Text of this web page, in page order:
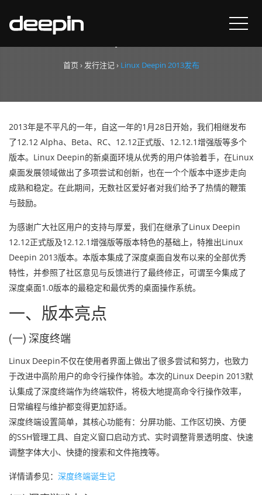
Linux Deepin 2013发布
首页›发行注记›Linux Deepin 2013发布
2013年是不平凡的一年，自这一年的1月28日开始，我们相继发布
了12.12 Alpha、Beta、RC、12.12正式版、12.12.1增强版等多个
版本。Linux Deepin的新桌面环境从优秀的用户体验着手，在Linux
桌面发展领域做出了多项尝试和创新，也在一个个版本中逐步走向
成熟和稳定。在此期间，无数社区爱好者对我们给予了热情的鞭策
与鼓励。
为感谢广大社区用户的支持与厚爱，我们在继承了Linux Deepin
12.12正式版及12.12.1增强版等版本特色的基础上，特推出Linux
Deepin 2013版本。本版本集成了深度桌面自发布以来的全部优秀
特性，并参照了社区意见与反馈进行了最终修正，可谓至今集成了
深度桌面1.0版本的最稳定和最优秀的桌面操作系统。
一、版本亮点
(一) 深度终端
Linux Deepin不仅在使用者界面上做出了很多尝试和努力，也致力
于改进中高阶用户的命令行操作体验。本次的Linux Deepin 2013默
认集成了深度终端作为终端软件，将极大地提高命令行操作效率，
日常编程与维护都变得更加舒适。
深度终端设置简单，其核心功能有：分屏功能、工作区切换、方便
的SSH管理工具、自定义窗口启动方式、实时调整背景透明度、快速
调整字体大小、快捷的搜索和文件拖拽等。
详情请参见： 深度终端诞生记